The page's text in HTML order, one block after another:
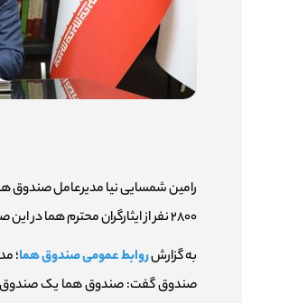
رامین شمسایی نیا مدیرعامل صندوق
۲۸۰۰ نفر از ایثارگران محترم هما در این صندوق خبر داد.
به گزارشروابط عمومی صندوق هما؛
صندوق گفت: صندوق هما یک صندوق